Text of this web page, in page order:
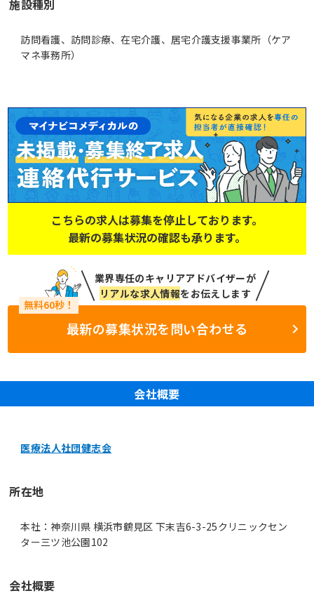
施設種別
訪問看護、訪問診療、在宅介護、居宅介護支援事業所（ケア
マネ事務所）
こちらの求人は募集を停止しております。
最新の募集状況の確認も承ります。
業界専任のキャリアアドバイザーが
リアルな求人情報をお伝えします
最新の募集状況を問い合わせる
会社概要
医療法人社団健志会
所在地
本社：神奈川県 横浜市鶴見区 下末吉6-3-25クリニックセン
ター三ツ池公園102
会社概要